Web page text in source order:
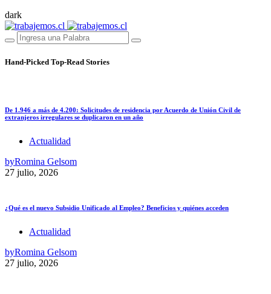
dark
Hand-Picked Top-Read Stories
De 1.946 a más de 4.200: Solicitudes de residencia por Acuerdo de Unión Civil de
extranjeros irregulares se duplicaron en un año
Actualidad
byRomina Gelsom
27 julio, 2026
¿Qué es el nuevo Subsidio Unificado al Empleo? Beneficios y quiénes acceden
Actualidad
byRomina Gelsom
27 julio, 2026